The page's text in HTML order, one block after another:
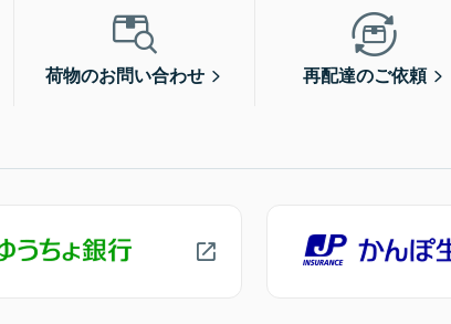
荷物のお問い合わせ 再配達のご依頼